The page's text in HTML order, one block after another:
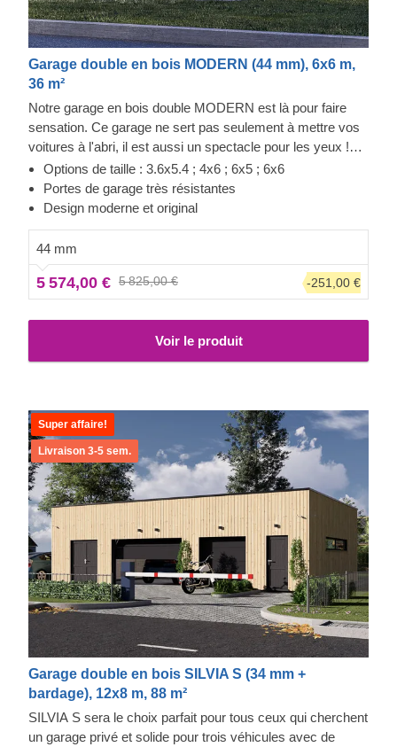
Garage double en bois MODERN (44 mm), 6x6 m,
36 m²
Notre garage en bois double MODERN est là pour faire
sensation. Ce garage ne sert pas seulement à mettre vos
voitures à l'abri, il est aussi un spectacle pour les yeux !
Préparez-vous à garer vos voitures du premier coup dans
un garage baigné de lumière. De plus, vous n'aurez plus
jamais besoin de déblayer la neige du toit de vos voitures.
votre garage comme vous le souhaitez, les aspects
pratiques les plus importants sont déjà pris en charge !
Options de taille : 3.6x5.4 ; 4x6 ; 6x5 ; 6x6
Portes de garage très résistantes
Design moderne et original
44 mm
5 574,00 € 5 825,00 € -251,00 €
Voir le produit
Super affaire!
Livraison 3-5 sem.
Garage double en bois SILVIA S (34 mm +
bardage), 12x8 m, 88 m²
SILVIA S sera le choix parfait pour tous ceux qui cherchent
un garage privé et solide pour trois véhicules avec de